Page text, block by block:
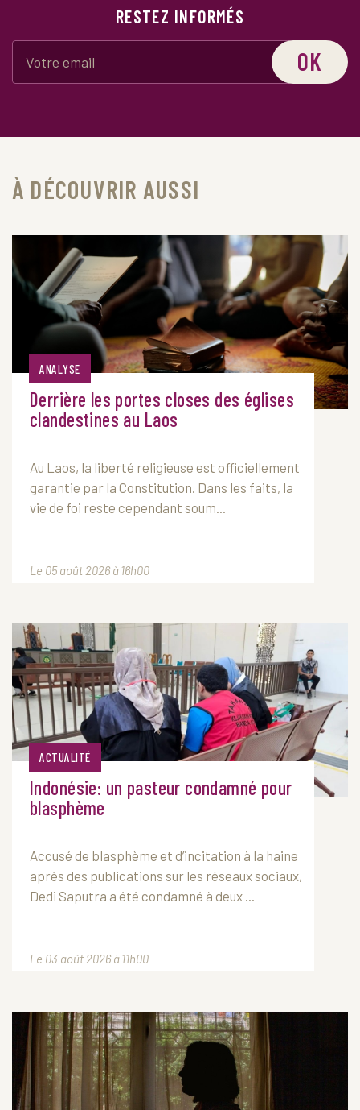
RESTEZ INFORMÉS
OK
À DÉCOUVRIR AUSSI
ANALYSE
Derrière les portes closes des églises
clandestines au Laos
Au Laos, la liberté religieuse est officiellement
garantie par la Constitution. Dans les faits, la
vie de foi reste cependant soum...
Le 05 août 2026 à 16h00
ACTUALITÉ
Indonésie: un pasteur condamné pour
blasphème
Accusé de blasphème et d’incitation à la haine
après des publications sur les réseaux sociaux,
Dedi Saputra a été condamné à deux ...
Le 03 août 2026 à 11h00